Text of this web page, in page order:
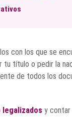
con los que se
título o pedir la
de todos los
legalizados y contar